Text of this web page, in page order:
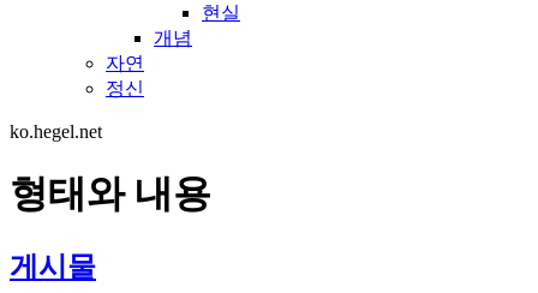
현실
개념
자연
정신
ko.hegel.net
형태와 내용
게시물